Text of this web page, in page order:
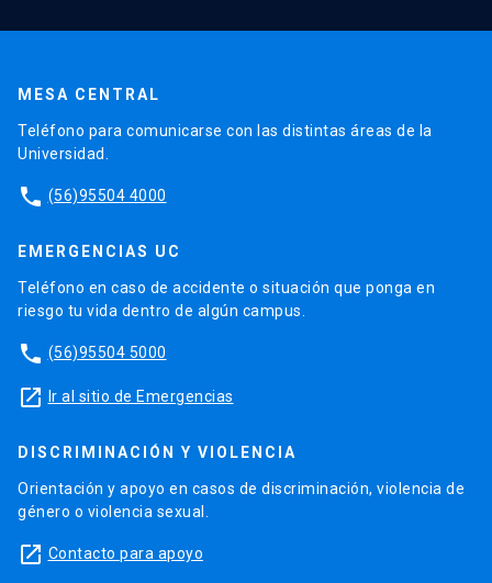
MESA CENTRAL
Teléfono para comunicarse con las distintas áreas de la
Universidad.
phone (56)95504 4000
EMERGENCIAS UC
Teléfono en caso de accidente o situación que ponga en
riesgo tu vida dentro de algún campus.
phone (56)95504 5000
launch Ir al sitio de Emergencias
DISCRIMINACIÓN Y VIOLENCIA
Orientación y apoyo en casos de discriminación, violencia de
género o violencia sexual.
launch Contacto para apoyo